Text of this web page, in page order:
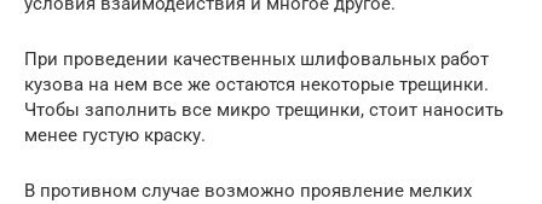
При проведении качественных шлифовальных работ
кузова на нем все же остаются некоторые трещинки.
Чтобы заполнить все микро трещинки, стоит наносить
менее густую краску.
В противном случае возможно проявление мелких